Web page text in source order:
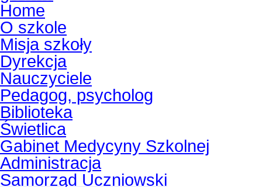
Home
O szkole
Misja szkoły
Dyrekcja
Nauczyciele
Pedagog, psycholog
Biblioteka
Świetlica
Gabinet Medycyny Szkolnej
Administracja
Samorząd Uczniowski